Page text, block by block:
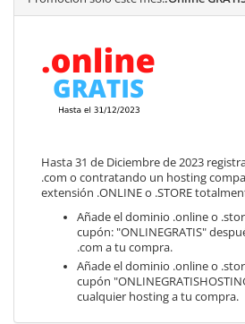
Hasta 31 de Diciembre de 2023
.com o contratando un hosting
extensión .ONLINE o .STORE
Añade el dominio .online o
cupón: "ONLINEGRATIS"
.com a tu compra.
Añade el dominio .online o
cupón
cualquier hosting a tu compra.